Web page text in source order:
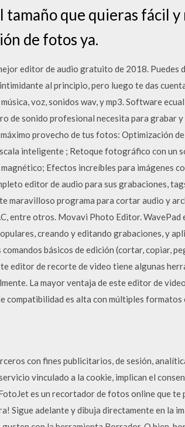
tamaño que quieras fácil
de fotos ya.
editor de audio gratuito de 2018.
al principio, pero luego te das
voz, sonidos wav, y mp3. Software
de sonido profesional necesita para grabar
provecho de tus fotos: Optimización
inteligente ; Retoque fotográfico con un
Efectos increíbles para imágenes
editor de audio para sus grabaciones,
maravilloso programa para cortar audio y
entre otros. Movavi Photo Editor.
creando y editando grabaciones, y
básicos de edición (cortar, copiar,
editor de recorte de video tiene algunas
La mayor ventaja de este editor de
compatibilidad es alta con múltiples formatos
con fines publicitarios, de sesión,
vinculado a la cookie, implican el
es un recortador de fotos online que
Sigue adelante y dibuja directamente en la